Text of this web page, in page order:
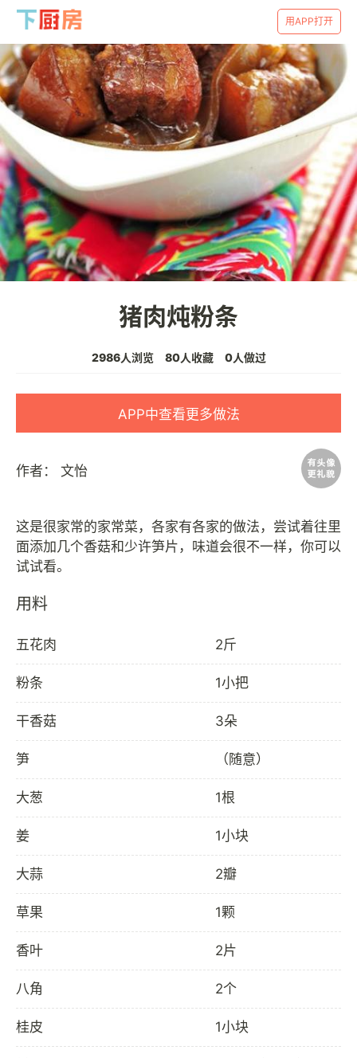
用APP打开
猪肉炖粉条
2986人浏览 80人收藏 0人做过
APP中查看更多做法
作者： 文怡
这是很家常的家常菜，各家有各家的做法，尝试着往里
面添加几个香菇和少许笋片，味道会很不一样，你可以
用料
五花肉 2斤
粉条 1小把
干香菇 3朵
笋 （随意）
大葱 1根
姜 1小块
大蒜 2瓣
草果 1颗
香叶 2片
八角 2个
桂皮 1小块